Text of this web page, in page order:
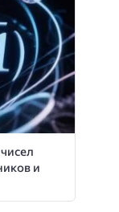
и